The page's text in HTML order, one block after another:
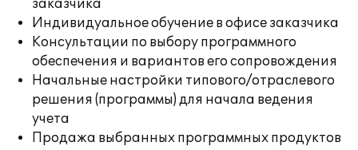
заказчика
Индивидуальное обучение в офисе заказчика
Консультации по выбору программного
обеспечения и вариантов его сопровождения
Начальные настройки типового/отраслевого
решения (программы) для начала ведения
учета
Продажа выбранных программных продуктов